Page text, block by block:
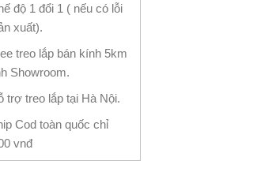
độ 1 đổi 1 ( nếu có lỗi
xuất).
treo lắp bán kính 5km
Showroom.
trợ treo lắp tại Hà Nội.
Cod toàn quốc chỉ
vnđ